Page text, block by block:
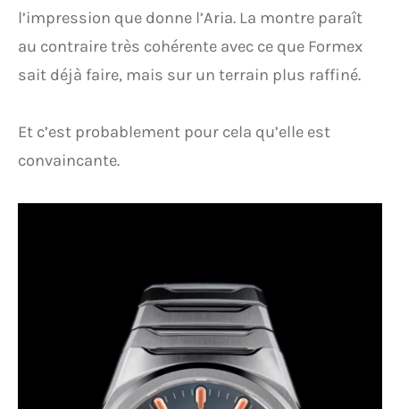
l’impression que donne l’Aria. La montre paraît
au contraire très cohérente avec ce que Formex
sait déjà faire, mais sur un terrain plus raffiné.
Et c’est probablement pour cela qu’elle est
convaincante.